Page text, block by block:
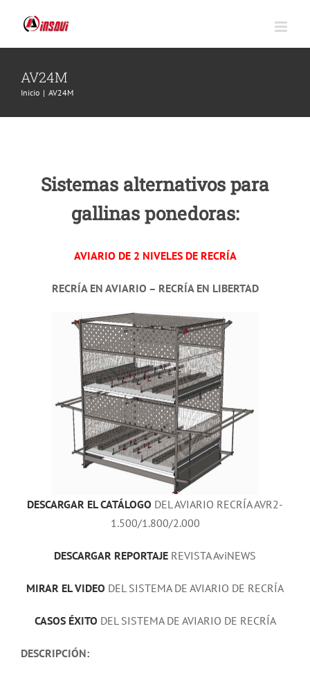
contenido
AV24M
Inicio | AV24M
Sistemas alternativos para
gallinas ponedoras:
AVIARIO DE 2 NIVELES DE RECRÍA
RECRÍA EN AVIARIO – RECRÍA EN LIBERTAD
DESCARGAR EL CATÁLOGO DEL AVIARIO RECRÍA AVR2-
1.500/1.800/2.000
DESCARGAR REPORTAJE REVISTA AviNEWS
MIRAR EL VIDEO DEL SISTEMA DE AVIARIO DE RECRÍA
CASOS ÉXITO DEL SISTEMA DE AVIARIO DE RECRÍA
DESCRIPCIÓN: